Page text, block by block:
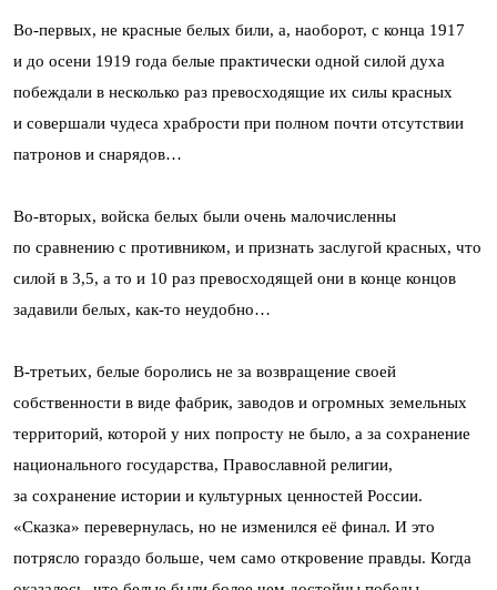
Во-первых, не красные белых били, а, наоборот, с конца 1917
и до осени 1919 года белые практически одной силой духа
побеждали в несколько раз превосходящие их силы красных
и совершали чудеса храбрости при полном почти отсутствии
патронов и снарядов…
Во-вторых, войска белых были очень малочисленны
по сравнению с противником, и признать заслугой красных, что
силой в 3,5, а то и 10 раз превосходящей они в конце концов
задавили белых, как-то неудобно…
В-третьих, белые боролись не за возвращение своей
собственности в виде фабрик, заводов и огромных земельных
территорий, которой у них попросту не было, а за сохранение
национального государства, Православной религии,
за сохранение истории и культурных ценностей России.
«Сказка» перевернулась, но не изменился её финал. И это
потрясло гораздо больше, чем само откровение правды. Когда